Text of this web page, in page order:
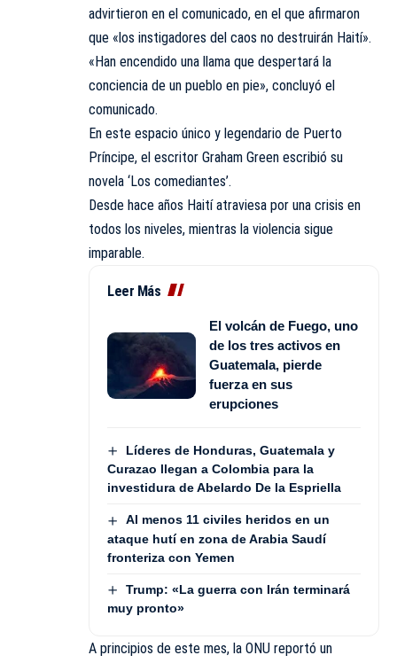
advirtieron en el comunicado, en el que afirmaron
que «los instigadores del caos no destruirán Haití».
«Han encendido una llama que despertará la
conciencia de un pueblo en pie», concluyó el
comunicado.
En este espacio único y legendario de Puerto
Príncipe, el escritor Graham Green escribió su
novela ‘Los comediantes’.
Desde hace años Haití atraviesa por una crisis en
todos los niveles, mientras la violencia sigue
imparable.
Leer Más
El volcán de Fuego, uno
de los tres activos en
Guatemala, pierde
fuerza en sus
erupciones
Líderes de Honduras, Guatemala y
Curazao llegan a Colombia para la
investidura de Abelardo De la Espriella
Al menos 11 civiles heridos en un
ataque hutí en zona de Arabia Saudí
fronteriza con Yemen
Trump: «La guerra con Irán terminará
muy pronto»
A principios de este mes, la ONU reportó un